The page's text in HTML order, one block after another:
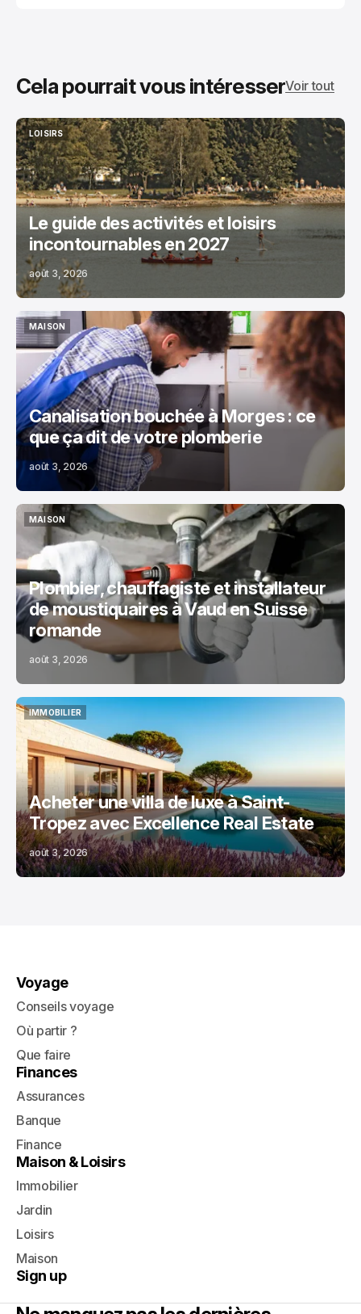
Cela pourrait vous intéresserVoir tout
LOISIRS
LOISIRS
Le guide des activités et loisirs
incontournables en 2027
août 3, 2026
MAISON
MAISON
Canalisation bouchée à Morges : ce
que ça dit de votre plomberie
août 3, 2026
MAISON
MAISON
Plombier, chauffagiste et installateur
de moustiquaires à Vaud en Suisse
romande
août 3, 2026
IMMOBILIER
IMMOBILIER
Acheter une villa de luxe à Saint-
Tropez avec Excellence Real Estate
août 3, 2026
Voyage
Conseils voyage
Où partir ?
Que faire
Finances
Assurances
Banque
Finance
Maison & Loisirs
Immobilier
Jardin
Loisirs
Maison
Sign up